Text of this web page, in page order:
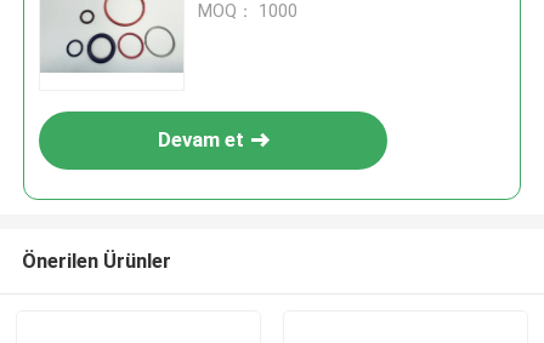
MOQ： 1000
Devam et
Önerilen Ürünler